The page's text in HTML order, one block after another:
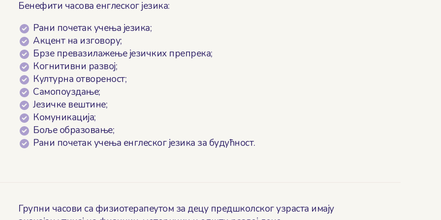
Бенефити часова енглеског језика:
Рани почетак учења језика;
Акцент на изговору;
Брзе превазилажење језичких препрека;
Когнитивни развој;
Културна отвореност;
Самопоуздање;
Језичке вештине;
Комуникација;
Боље образовање;
Рани почетак учења енглеског језика за будућност.
Групни часoви са физиотерапеутом за децу предшколског узраста имају